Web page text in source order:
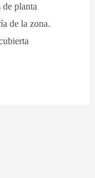
planta
de la zona.